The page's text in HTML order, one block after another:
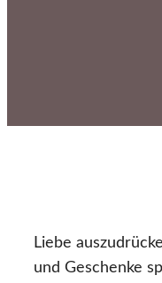
Liebe
und Geschenke